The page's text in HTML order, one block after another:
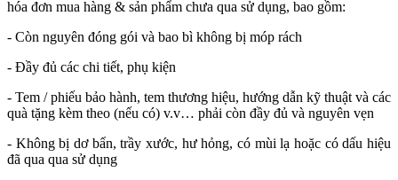
hóa đơn mua hàng & sản phẩm chưa qua sử dụng, bao gồm:
- Còn nguyên đóng gói và bao bì không bị móp rách
- Đầy đủ các chi tiết, phụ kiện
- Tem / phiếu bảo hành, tem thương hiệu, hướng dẫn kỹ thuật và các
quà tặng kèm theo (nếu có) v.v… phải còn đầy đủ và nguyên vẹn
- Không bị dơ bẩn, trầy xước, hư hỏng, có mùi lạ hoặc có dấu hiệu
đã qua qua sử dụng